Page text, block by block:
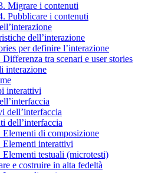
Migrare i contenuti
Pubblicare i contenuti
dell’interazione
per definire l’interazione
Differenza tra scenari e user stories
interazione
interattivi
dell’interfaccia
dell’interfaccia
Elementi di composizione
Elementi interattivi
Elementi testuali (microtesti)
e costruire in alta fedeltà